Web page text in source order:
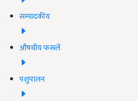
सम्पादकीय
औषधीय फसलें
पशुपालन